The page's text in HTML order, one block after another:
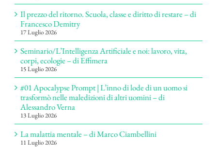
Il prezzo del ritorno. Scuola, classe e diritto di restare – di
Francesco Demitry
17 Luglio 2026
Seminario/L’Intelligenza Artificiale e noi: lavoro, vita,
corpi, ecologie – di Effimera
15 Luglio 2026
#01 Apocalypse Prompt | L’inno di lode di un uomo si
trasformò nelle maledizioni di altri uomini – di
Alessandro Verna
13 Luglio 2026
La malattia mentale – di Marco Ciambellini
11 Luglio 2026